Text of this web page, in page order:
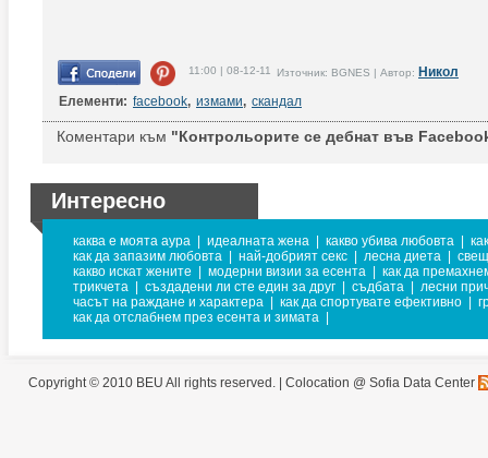
11:00 | 08-12-11 Източник: BGNES | Автор: Никол
Елементи: facebook, измами, скандал
Коментари към "Контрольорите се дебнат във
Интересно
каква е моята аура идеалната жена какво убива любовта
как да запазим любовта
най-добрият секс лесна диета
какво искат жените
модерни визии за есента
как да
трикчета
създадени ли сте един за друг съдбата
лесни
часът на раждане и характера
как да спортувате ефективно
как да отслабнем през есента и зимата
Copyright © 2010 BEU All rights reserved. | Colocation @ Sofia Data Center